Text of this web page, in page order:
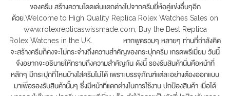
ของครีม สร้างความโดดเด่นแตกต่างไปจากครีมยี่ห้อคู่แข่งอื่นๆอีก
ด้วย.Welcome to High Quality Replica Rolex Watches Sales on
www.rolexreplicaswissmade.com, Buy the Best Replica
Rolex Watches in the UK. หากพูดรวมๆ หลายๆ ท่านที่กำลังคิด
จะสร้างครีมก็คงจะไม่กระจ่างถึงความสำคัญของกระปุกครีม เกรดพรีเมี่ยม วันนี้
จึงอยากจะอธิบายให้ทราบถึงความสำคัญกัน ดังนี้ รองรับสินค้านั่นคือหน้าที่
หลักๆ มีกระปุกที่ไหนบ้างใส่ครีมไม่ได้ เพราะบรรจุภัณฑ์แต่ละอย่างต้องออกแบบ
มาเพื่อรองรับสินค้านั้นๆ ซึ่งมีหน้าที่แตกต่างในการใช้งาน ปกป้องสินค้า เมื่อได้